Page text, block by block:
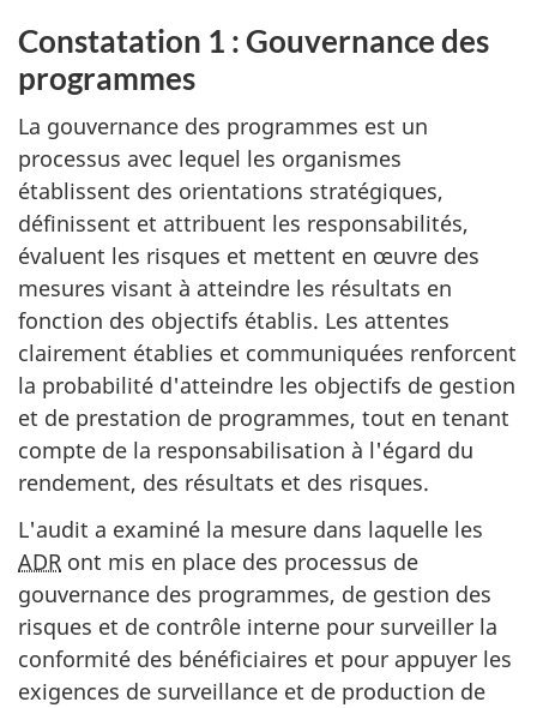
Constatation 1 : Gouvernance des
programmes
La gouvernance des programmes est un
processus avec lequel les organismes
établissent des orientations stratégiques,
définissent et attribuent les responsabilités,
évaluent les risques et mettent en œuvre des
mesures visant à atteindre les résultats en
fonction des objectifs établis. Les attentes
clairement établies et communiquées renforcent
la probabilité d'atteindre les objectifs de gestion
et de prestation de programmes, tout en tenant
compte de la responsabilisation à l'égard du
rendement, des résultats et des risques.
L'audit a examiné la mesure dans laquelle les
ADR ont mis en place des processus de
gouvernance des programmes, de gestion des
risques et de contrôle interne pour surveiller la
conformité des bénéficiaires et pour appuyer les
exigences de surveillance et de production de